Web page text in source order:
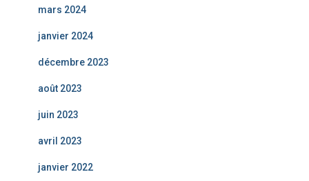
mars 2024
janvier 2024
décembre 2023
août 2023
juin 2023
avril 2023
janvier 2022